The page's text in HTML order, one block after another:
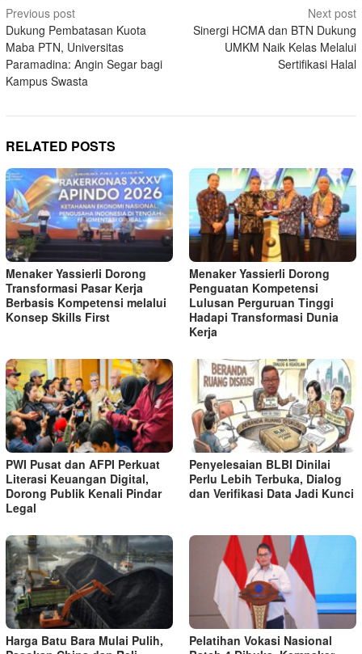
Post
navigation
Previous post
Dukung Pembatasan Kuota
Maba PTN, Universitas
Paramadina: Angin Segar bagi
Kampus Swasta
Next post
Sinergi HCMA dan BTN Dukung
UMKM Naik Kelas Melalui
Sertifikasi Halal
RELATED POSTS
Menaker Yassierli Dorong
Transformasi Pasar Kerja
Berbasis Kompetensi melalui
Konsep Skills First
Menaker Yassierli Dorong
Penguatan Kompetensi
Lulusan Perguruan Tinggi
Hadapi Transformasi Dunia
Kerja
PWI Pusat dan AFPI Perkuat
Literasi Keuangan Digital,
Dorong Publik Kenali Pindar
Legal
Penyelesaian BLBI Dinilai
Perlu Lebih Terbuka, Dialog
dan Verifikasi Data Jadi Kunci
Harga Batu Bara Mulai Pulih,
Pelatihan Vokasi Nasional